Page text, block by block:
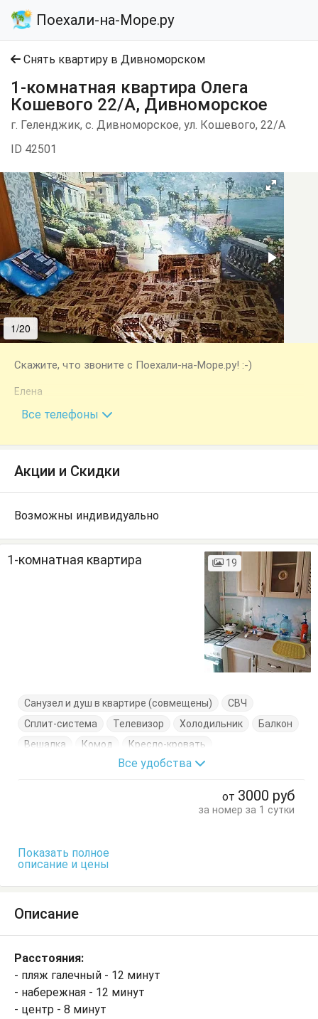
Поехали-на-Море.ру
Снять квартиру в Дивноморском
1-комнатная квартира Олега
Кошевого 22/А, Дивноморское
г. Геленджик, с. Дивноморское, ул. Кошевого, 22/А
ID 42501
1/20
Скажите, что звоните с Поехали-на-Море.ру! :-)
Елена
+7 (928) 662-22-74
Все телефоны
Акции и Скидки
Возможны индивидуально
1-комнатная квартира 19
Санузел и душ в квартире (совмещены)
СВЧ
Сплит-система
Телевизор Холодильник
Балкон
Вешалка
Комод
Кресло-кровать
Кровать двуспальная
Посуда Стол
Все удобства
от 3000 руб
за номер за 1 сутки
Показать полное
описание и цены
Описание
Расстояния:
- пляж галечный - 12 минут
- набережная - 12 минут
- центр - 8 минут